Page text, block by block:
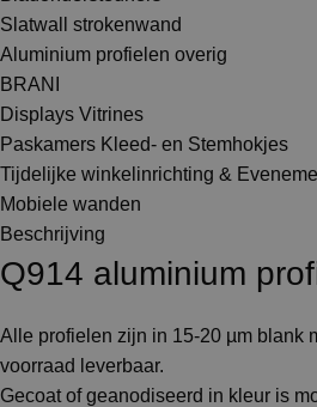
Slatwall strokenwand
Aluminium profielen overig
BRANI
Displays Vitrines
Paskamers Kleed- en Stemhokjes
Tijdelijke winkelinrichting &
Mobiele wanden
Beschrijving
Q914 aluminium
Alle profielen zijn in 15-20 µm blank
voorraad leverbaar.
Gecoat of geanodiseerd in kleur is